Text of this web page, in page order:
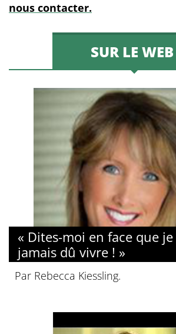
nous contacter.
SUR LE WEB
« Dites-moi en face que je
jamais dû vivre ! »
Par Rebecca Kiessling.